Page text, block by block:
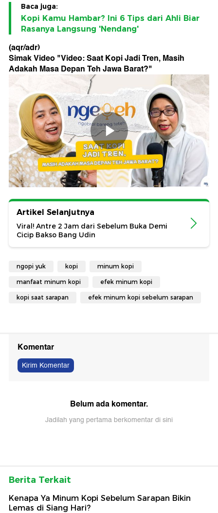
Baca juga:
Kopi Kamu Hambar? Ini 6 Tips dari Ahli Biar
Rasanya Langsung 'Nendang'
(aqr/adr)
Simak Video "Video: Saat Kopi Jadi Tren, Masih
Adakah Masa Depan Teh Jawa Barat?"
Artikel Selanjutnya
Viral! Antre 2 Jam dari Sebelum Buka Demi
Cicip Bakso Bang Udin
ngopi yuk kopi minum kopi
manfaat minum kopi efek minum kopi
kopi saat sarapan efek minum kopi sebelum sarapan
Komentar
Kirim Komentar
Belum ada komentar.
Jadilah yang pertama berkomentar di sini
Berita Terkait
Kenapa Ya Minum Kopi Sebelum Sarapan Bikin
Lemas di Siang Hari?